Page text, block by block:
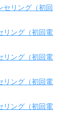
セリング（初回
リング（初回電
リング（初回電
リング（初回電
リング（初回電